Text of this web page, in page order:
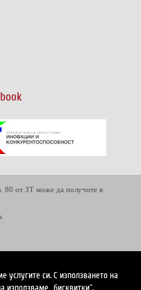
80 от ЗТ може да получите в
услугите си. С използването на